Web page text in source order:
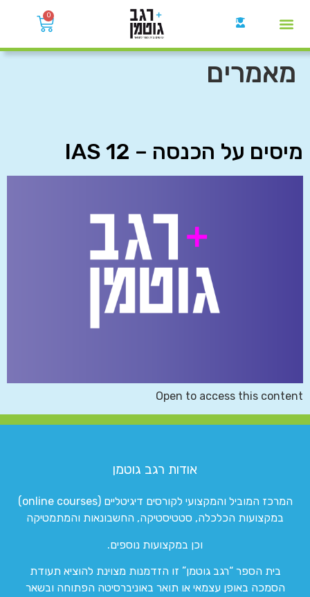
0
מאמרים
מיסים על הכנסה – IAS 12
Open to access this content
אודות רגב גוטמן
המרכז המוביל והמקצועי לקורסים דיגיטליים (online courses)
במקצועות הכלכלה, סטטיסטיקה, החשבונאות והמתמטיקה
וכן במקצועות נוספים.
בית הספר “רגב גוטמן” זו הזדמנות מצוינת להוציא תעודת
הסמכה באופן עצמאי או תואר באוניברסיטה הפתוחה ובשאר